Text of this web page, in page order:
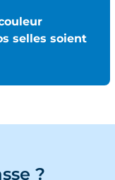
selles soient
?